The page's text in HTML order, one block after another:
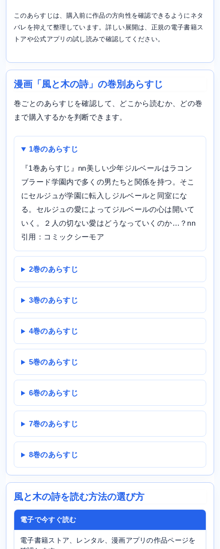
このあらすじは、購入前に作品の方向性を確認できるようにネタ
バレを抑えて整理しています。詳しい展開は、正規の電子書籍ス
トアや公式アプリの試し読みで確認してください。
漫画「風と木の詩」の巻別あらすじ
巻ごとのあらすじを確認して、どこから読むか、どの巻
まで購入するかを判断できます。
1巻のあらすじ
『1巻あらすじ』nn美しい少年ジルベールはラコン
ブラード学園内で多くの男たちと関係を持つ。そこ
にセルジュが学園に転入しジルベールと同室にな
る。セルジュの愛によってジルベールの心は開いて
いく。２人の切ない愛はどうなっていくのか…？nn
引用：コミックシーモア
2巻のあらすじ
3巻のあらすじ
4巻のあらすじ
5巻のあらすじ
6巻のあらすじ
7巻のあらすじ
8巻のあらすじ
風と木の詩を読む方法の選び方
電子で今すぐ読む
電子書籍ストア、レンタル、漫画アプリの作品ページを